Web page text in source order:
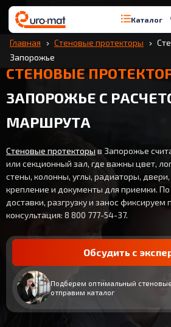
Каталог
Главная Стеновые протекторы
Запорожье
СТЕНОВЫЕ
ЗАПОРОЖЬЕ С
МАРШРУТА
Стеновые протекторы в Запорожье
или секционный зал, где важны цвет,
стены, колонны, углы, радиаторы,
крепление и документы для приемки.
доставки, разгрузку и занос фиксируем
консультация: 8 800 777-54-37.
Обсудить с
Подберем оптимальный
отправим каталог